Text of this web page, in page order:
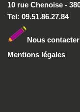
10 rue Chenoise -
Tel: 09.51.86.27.84
Nous contacter
Mentions légales